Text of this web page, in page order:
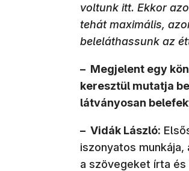
voltunk itt. Ekkor
tehát maximális,
beleláthassunk az
– Megjelent egy
keresztül mutatja
látványosan
– Vidák László:
iszonyatos
a szövegeket írta